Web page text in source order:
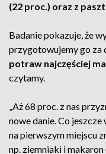
(22 proc.) oraz z
Badanie pokazuje, że
przygotowujemy go za
potraw najczęściej
czytamy.
„Aż 68 proc. z nas
nowe danie. Co
na pierwszym miejscu
np. ziemniaki i